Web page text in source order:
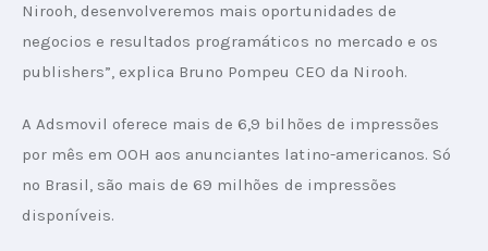
Nirooh, desenvolveremos mais oportunidades de
negocios e resultados programáticos no mercado e os
publishers”, explica Bruno Pompeu CEO da Nirooh.
A Adsmovil oferece mais de 6,9 bilhões de impressões
por mês em OOH aos anunciantes latino-americanos. Só
no Brasil, são mais de 69 milhões de impressões
disponíveis.